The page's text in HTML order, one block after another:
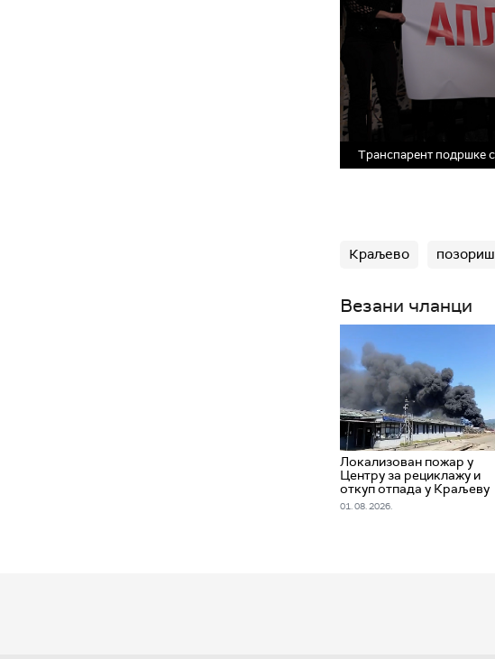
Транспарент подршке
Краљево
Везани чланци
Локализован пожар у
Центру за рециклажу и
откуп отпада у Краљеву
01. 08. 2026.